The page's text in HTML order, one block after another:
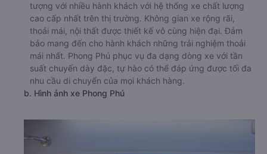
tượng với nhiều hành khách với hệ thống xe chất lượng
cao cấp nhất trên thị trường. Không gian xe rộng rãi,
thoải mái, nội thất được thiết kế vô cùng hiện đại. Đảm
bảo mang đến cho hành khách những trải nghiệm thoải
mái nhất. Phong Phú phục vụ đa dạng dòng xe với tần
suất chuyến dày đặc, tự hào có thể đáp ứng được tối đa
nhu cầu di chuyển của mọi khách hàng.
b. Hình ảnh xe Phong Phú